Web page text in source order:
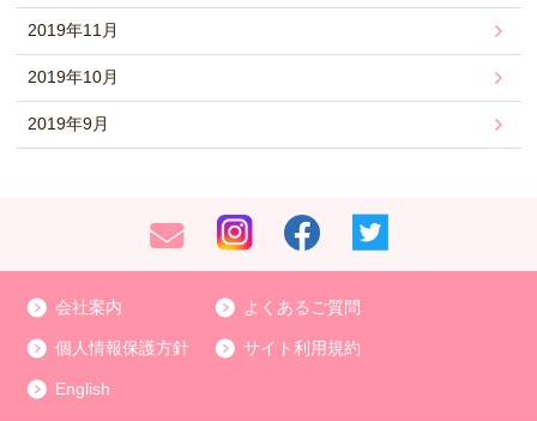
2019年11月
2019年10月
2019年9月
会社案内 よくあるご質問
個人情報保護方針 サイト利用規約
English